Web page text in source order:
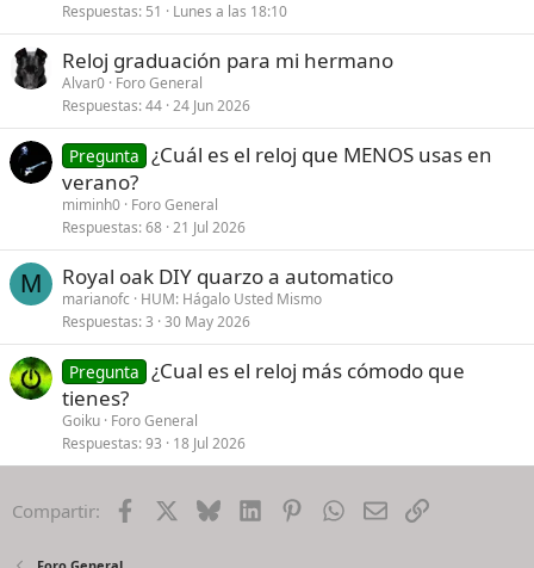
Respuestas 51 Lunes a las 18:10
Reloj graduación para mi hermano
Alvar0 Foro General
Respuestas 44 24 Jun 2026
Pregunta ¿Cuál es el reloj que MENOS usas en
verano?
miminh0 Foro General
Respuestas 68 21 Jul 2026
M Royal oak DIY quarzo a automatico
marianofc
HUM: Hágalo Usted Mismo
Respuestas 3 30 May 2026
Pregunta ¿Cual es el reloj más cómodo que
tienes?
Goiku Foro General
Respuestas 93 18 Jul 2026
Compartir: Facebook BlueskyLinkedInPinterestWhatsApp
EmailEnlace